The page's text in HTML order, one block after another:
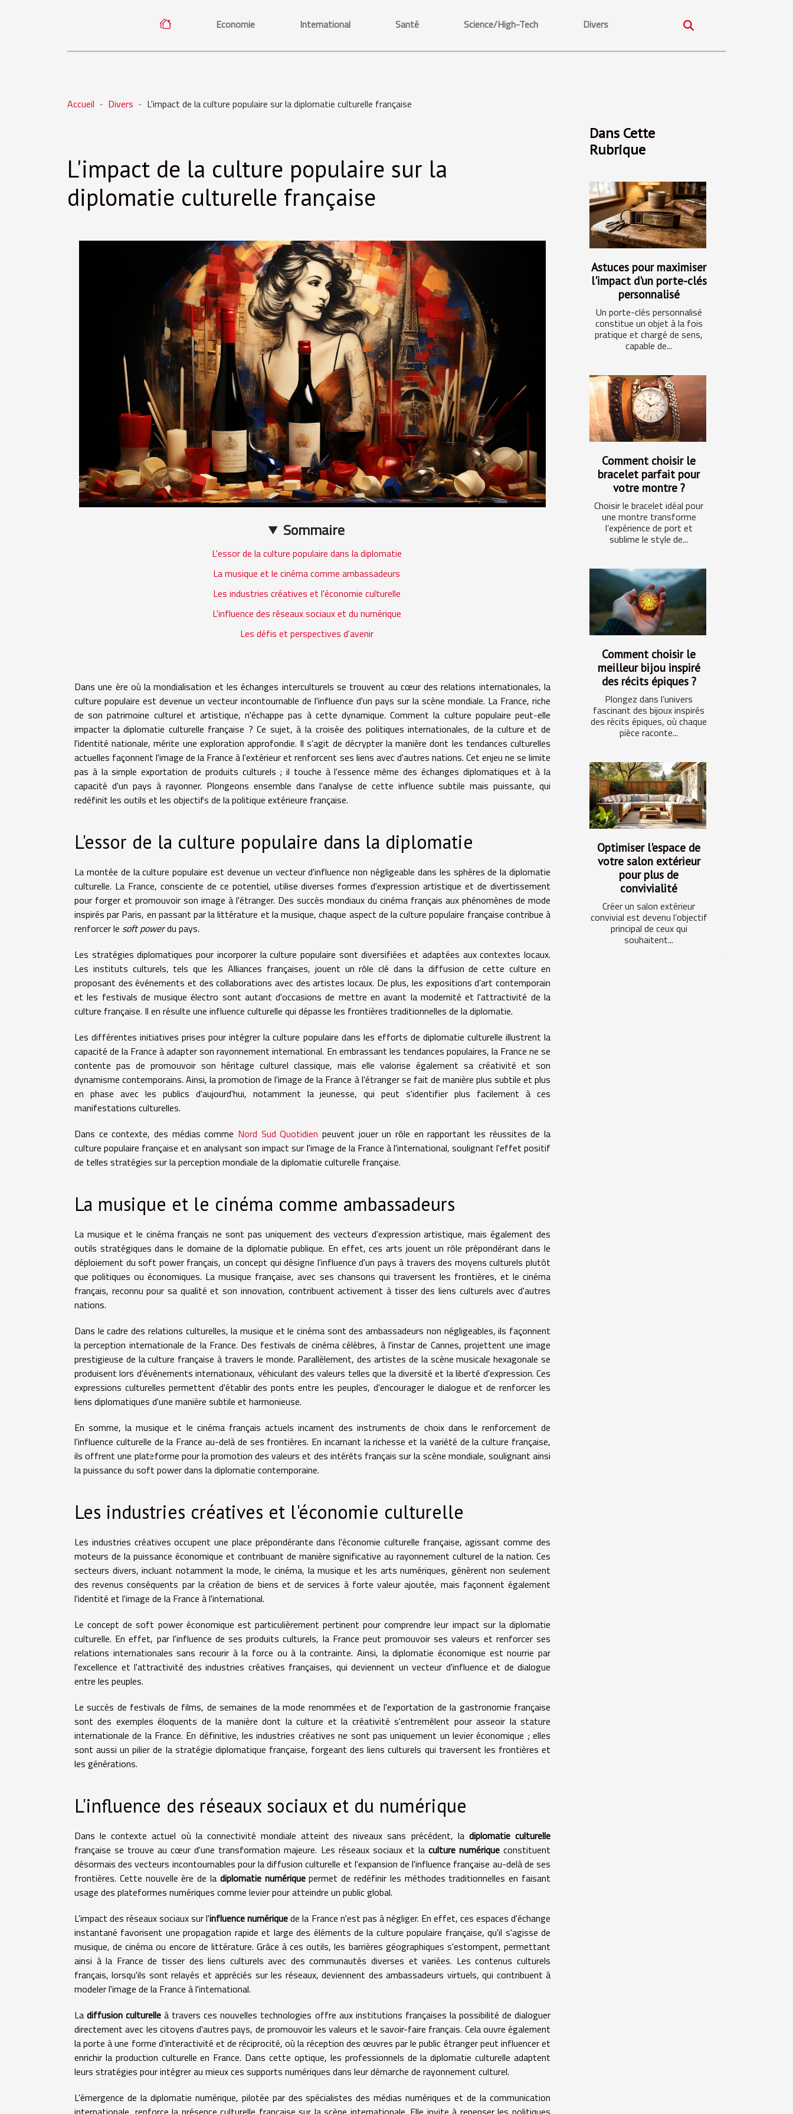
Economie International Santé Science/High-Tech Divers
Accueil Divers L'impact de la culture populaire sur la diplomatie culturelle française
L'impact de la culture populaire sur la
diplomatie culturelle française
Sommaire
L'essor de la culture populaire dans la diplomatie
La musique et le cinéma comme ambassadeurs
Les industries créatives et l'économie culturelle
L'influence des réseaux sociaux et du numérique
Les défis et perspectives d'avenir
Dans une ère où la mondialisation et les échanges interculturels se trouvent au cœur des relations internationales, la
culture populaire est devenue un vecteur incontournable de l'influence d'un pays sur la scène mondiale. La France, riche
de son patrimoine culturel et artistique, n'échappe pas à cette dynamique. Comment la culture populaire peut-elle
impacter la diplomatie culturelle française ? Ce sujet, à la croisée des politiques internationales, de la culture et de
l'identité nationale, mérite une exploration approfondie. Il s'agit de décrypter la manière dont les tendances culturelles
actuelles façonnent l'image de la France à l'extérieur et renforcent ses liens avec d'autres nations. Cet enjeu ne se limite
pas à la simple exportation de produits culturels ; il touche à l'essence même des échanges diplomatiques et à la
capacité d'un pays à rayonner. Plongeons ensemble dans l'analyse de cette influence subtile mais puissante, qui
redéfinit les outils et les objectifs de la politique extérieure française.
L'essor de la culture populaire dans la diplomatie
La montée de la culture populaire est devenue un vecteur d'influence non négligeable dans les sphères de la diplomatie
culturelle. La France, consciente de ce potentiel, utilise diverses formes d'expression artistique et de divertissement
pour forger et promouvoir son image à l'étranger. Des succès mondiaux du cinéma français aux phénomènes de mode
inspirés par Paris, en passant par la littérature et la musique, chaque aspect de la culture populaire française contribue à
renforcer le soft powerdu pays.
Les stratégies diplomatiques pour incorporer la culture populaire sont diversifiées et adaptées aux contextes locaux.
Les instituts culturels, tels que les Alliances françaises, jouent un rôle clé dans la diffusion de cette culture en
proposant des événements et des collaborations avec des artistes locaux. De plus, les expositions d’art contemporain
et les festivals de musique électro sont autant d'occasions de mettre en avant la modernité et l'attractivité de la
culture française. Il en résulte une influence culturelle qui dépasse les frontières traditionnelles de la diplomatie.
Les différentes initiatives prises pour intégrer la culture populaire dans les efforts de diplomatie culturelle illustrent la
capacité de la France à adapter son rayonnement international. En embrassant les tendances populaires, la France ne se
contente pas de promouvoir son héritage culturel classique, mais elle valorise également sa créativité et son
dynamisme contemporains. Ainsi, la promotion de l'image de la France à l'étranger se fait de manière plus subtile et plus
en phase avec les publics d'aujourd'hui, notamment la jeunesse, qui peut s'identifier plus facilement à ces
manifestations culturelles.
Dans ce contexte, des médias comme Nord Sud Quotidien peuvent jouer un rôle en rapportant les réussites de la
culture populaire française et en analysant son impact sur l'image de la France à l'international, soulignant l'effet positif
de telles stratégies sur la perception mondiale de la diplomatie culturelle française.
La musique et le cinéma comme ambassadeurs
La musique et le cinéma français ne sont pas uniquement des vecteurs d'expression artistique, mais également des
outils stratégiques dans le domaine de la diplomatie publique. En effet, ces arts jouent un rôle prépondérant dans le
déploiement du soft power français, un concept qui désigne l'influence d'un pays à travers des moyens culturels plutôt
que politiques ou économiques. La musique française, avec ses chansons qui traversent les frontières, et le cinéma
français, reconnu pour sa qualité et son innovation, contribuent activement à tisser des liens culturels avec d'autres
nations.
Dans le cadre des relations culturelles, la musique et le cinéma sont des ambassadeurs non négligeables, ils façonnent
la perception internationale de la France. Des festivals de cinéma célèbres, à l'instar de Cannes, projettent une image
prestigieuse de la culture française à travers le monde. Parallèlement, des artistes de la scène musicale hexagonale se
produisent lors d'événements internationaux, véhiculant des valeurs telles que la diversité et la liberté d'expression. Ces
expressions culturelles permettent d'établir des ponts entre les peuples, d'encourager le dialogue et de renforcer les
liens diplomatiques d'une manière subtile et harmonieuse.
En somme, la musique et le cinéma français actuels incarnent des instruments de choix dans le renforcement de
l'influence culturelle de la France au-delà de ses frontières. En incarnant la richesse et la variété de la culture française,
ils offrent une plateforme pour la promotion des valeurs et des intérêts français sur la scène mondiale, soulignant ainsi
la puissance du soft power dans la diplomatie contemporaine.
Les industries créatives et l'économie culturelle
Les industries créatives occupent une place prépondérante dans l'économie culturelle française, agissant comme des
moteurs de la puissance économique et contribuant de manière significative au rayonnement culturel de la nation. Ces
secteurs divers, incluant notamment la mode, le cinéma, la musique et les arts numériques, génèrent non seulement
des revenus conséquents par la création de biens et de services à forte valeur ajoutée, mais façonnent également
l'identité et l'image de la France à l'international.
Le concept de soft power économique est particulièrement pertinent pour comprendre leur impact sur la diplomatie
culturelle. En effet, par l'influence de ses produits culturels, la France peut promouvoir ses valeurs et renforcer ses
relations internationales sans recourir à la force ou à la contrainte. Ainsi, la diplomatie économique est nourrie par
l'excellence et l'attractivité des industries créatives françaises, qui deviennent un vecteur d'influence et de dialogue
entre les peuples.
Le succès de festivals de films, de semaines de la mode renommées et de l'exportation de la gastronomie française
sont des exemples éloquents de la manière dont la culture et la créativité s'entremêlent pour asseoir la stature
internationale de la France. En définitive, les industries créatives ne sont pas uniquement un levier économique ; elles
sont aussi un pilier de la stratégie diplomatique française, forgeant des liens culturels qui traversent les frontières et
les générations.
L'influence des réseaux sociaux et du numérique
Dans le contexte actuel où la connectivité mondiale atteint des niveaux sans précédent, la diplomatie culturelle
française se trouve au cœur d'une transformation majeure. Les réseaux sociaux et la culture numériqueconstituent
désormais des vecteurs incontournables pour la diffusion culturelle et l'expansion de l'influence française au-delà de ses
frontières. Cette nouvelle ère de la diplomatie numériquepermet de redéfinir les méthodes traditionnelles en faisant
usage des plateformes numériques comme levier pour atteindre un public global.
L'impact des réseaux sociaux sur l'influence numériquede la France n'est pas à négliger. En effet, ces espaces d'échange
instantané favorisent une propagation rapide et large des éléments de la culture populaire française, qu'il s'agisse de
musique, de cinéma ou encore de littérature. Grâce à ces outils, les barrières géographiques s'estompent, permettant
ainsi à la France de tisser des liens culturels avec des communautés diverses et variées. Les contenus culturels
français, lorsqu'ils sont relayés et appréciés sur les réseaux, deviennent des ambassadeurs virtuels, qui contribuent à
modeler l'image de la France à l'international.
Ladiffusion culturelle à travers ces nouvelles technologies offre aux institutions françaises la possibilité de dialoguer
directement avec les citoyens d'autres pays, de promouvoir les valeurs et le savoir-faire français. Cela ouvre également
la porte à une forme d'interactivité et de réciprocité, où la réception des œuvres par le public étranger peut influencer et
enrichir la production culturelle en France. Dans cette optique, les professionnels de la diplomatie culturelle adaptent
leurs stratégies pour intégrer au mieux ces supports numériques dans leur démarche de rayonnement culturel.
L'émergence de la diplomatie numérique, pilotée par des spécialistes des médias numériques et de la communication
Dans Cette
Rubrique
Astuces pour maximiser
l'impact d'un porte-clés
personnalisé
Un porte-clés personnalisé
constitue un objet à la fois
pratique et chargé de sens,
capable de...
Comment choisir le
bracelet parfait pour
votre montre ?
Choisir le bracelet idéal pour
une montre transforme
l’expérience de port et
sublime le style de...
Comment choisir le
meilleur bijou inspiré
des récits épiques ?
Plongez dans l’univers
fascinant des bijoux inspirés
des récits épiques, où chaque
pièce raconte...
Optimiser l'espace de
votre salon extérieur
pour plus de
convivialité
Créer un salon extérieur
convivial est devenu l’objectif
principal de ceux qui
souhaitent...